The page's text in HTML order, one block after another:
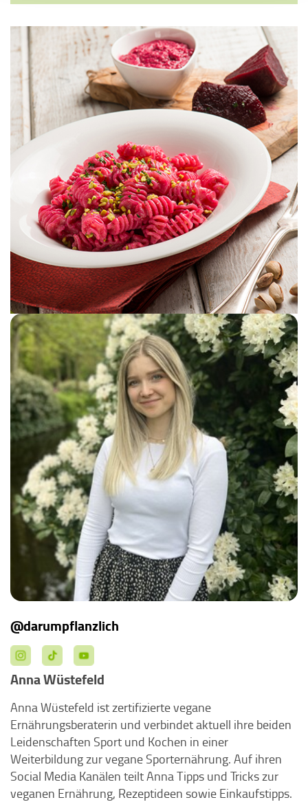
@darumpflanzlich
Anna Wüstefeld
Anna Wüstefeld ist zertifizierte vegane
Ernährungsberaterin und verbindet aktuell ihre beiden
Leidenschaften Sport und Kochen in einer
Weiterbildung zur vegane Sporternährung. Auf ihren
Social Media Kanälen teilt Anna Tipps und Tricks zur
veganen Ernährung, Rezeptideen sowie Einkaufstipps.